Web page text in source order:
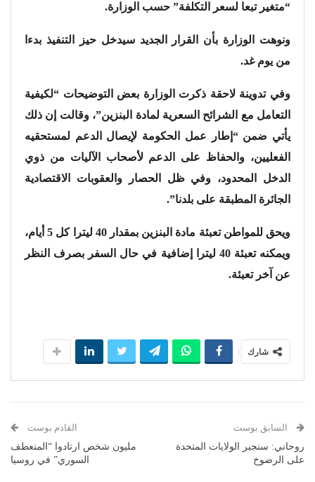
“متغير تبعا لسعر التكلفة” حسب الوزارة.
ونوهت الوزارة بأن القرار الجديد سيدخل حيز التنفيذ بدءا
من يوم غد.
وفي تدوينة لاحقة ذكرت الوزارة بعض التوضيحات “لكيفية
التعامل مع الشرائح السعرية لمادة البنزين”، وقالت إن ذلك
يأتي ضمن “إطار عمل الحكومة لإيصال الدعم لمستحقيه
الفعليين، والحفاظ على الدعم لأصحاب الآليات من ذوي
الدخل المحدود، وفي ظل الحصار والعقوبات الاقتصادية
الجائرة المطبقة على بلدنا”.
ويحق للمواطن تعبئة مادة البنزين بمقدار 40 ليترا كل 5 أيام،
ويمكنه تعبئة 40 ليترا إضافية في حال السفر بصرف النظر
عن آخر تعبئة.
شارك
السابق بوست
روحاني: سنجبر الولايات المتحدة
على الرضوخ
القادم بوست
مليون شخص ارتادوا “المنعطف
السوري” في روسيا